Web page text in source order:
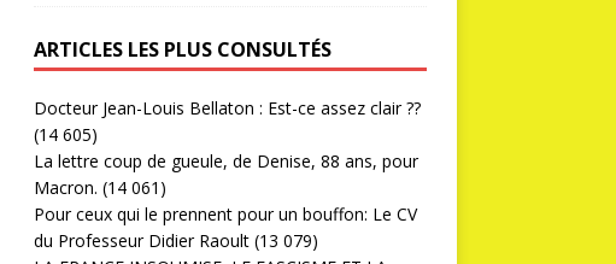
ARTICLES LES PLUS CONSULTÉS
Docteur Jean-Louis Bellaton : Est-ce assez clair ??
(14 605)
La lettre coup de gueule, de Denise, 88 ans, pour
Macron. (14 061)
Pour ceux qui le prennent pour un bouffon: Le CV
du Professeur Didier Raoult (13 079)